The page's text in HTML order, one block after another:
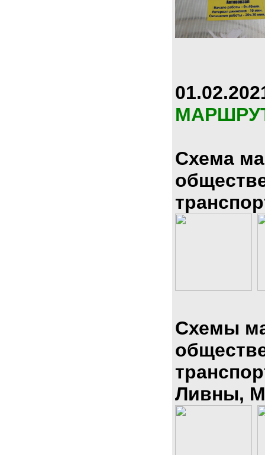
Схема
Схемы
Ливны,